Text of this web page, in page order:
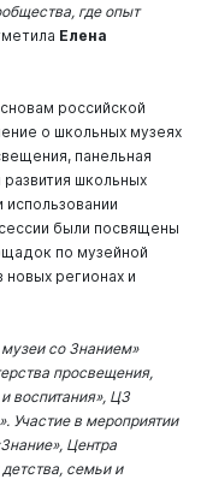
где опыт
Елена
российской
о школьных музеях
панельная
школьных
были посвящены
по музейной
регионах и
со Знанием»
просвещения,
воспитания», ЦЗ
Участие в мероприятии
Центра
семьи и